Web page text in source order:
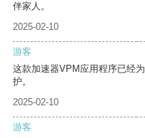
伴家人。
2025-02-10
游客
这款加速器VPM应用程序已经
护。
2025-02-10
游客